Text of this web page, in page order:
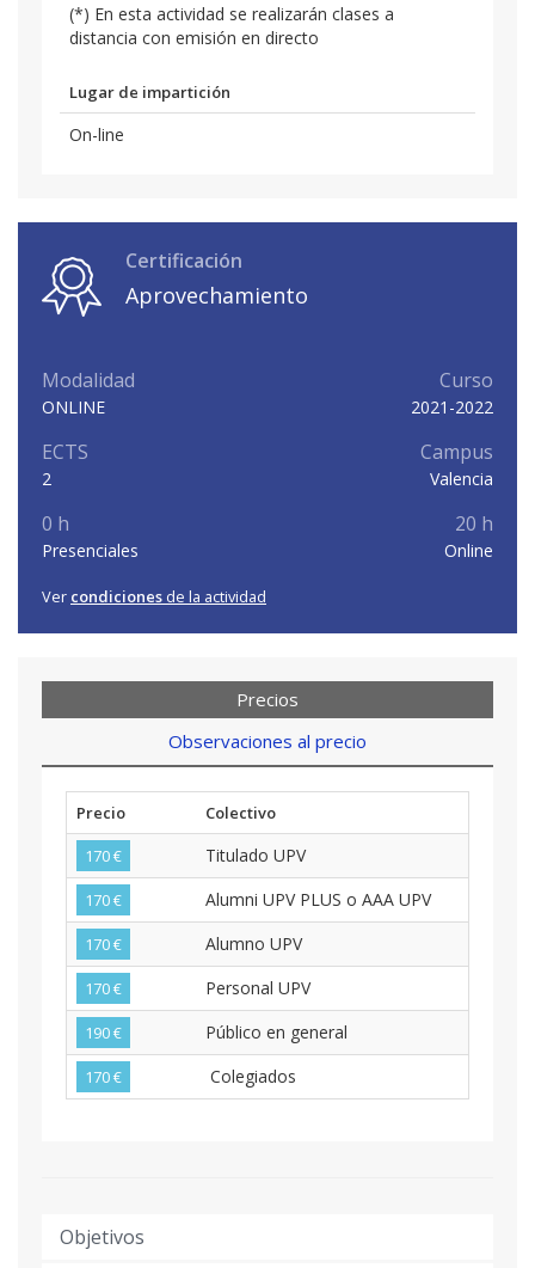
(*) En esta actividad se realizarán clases a
distancia con emisión en directo
Lugar de impartición
On-line
Certificación
Aprovechamiento
Modalidad
ONLINE
Curso
2021-2022
ECTS
2
Campus
Valencia
0 h
Presenciales
20 h
Online
Ver condiciones de la actividad
Precios
Observaciones al precio
Precio
Colectivo
170 €
Titulado UPV
170 € Alumni UPV PLUS o AAA UPV
170 € Alumno UPV
170 € Personal UPV
190 € Público en general
170 € Colegiados
Objetivos